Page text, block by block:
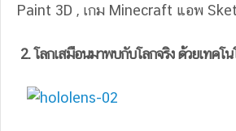
Paint 3D , เกม Minecraft แอพ
2. โลกเสมือนมาพบกับโลกจริง ด้วยเทคโ